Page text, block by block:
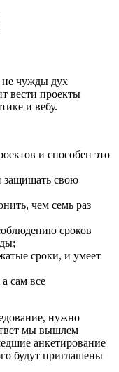
не чужды дух
вести проекты
и вебу.
и способен это
защищать свою
чем семь раз
сроков
сроки, и умеет
сам все
нужно
мы вышлем
анкетирование
будут приглашены